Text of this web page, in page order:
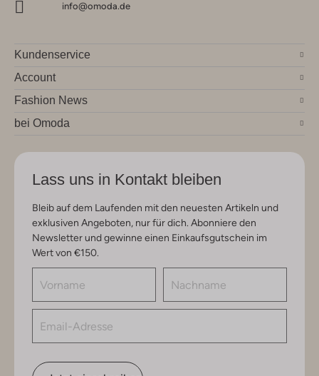
info@omoda.de
Kundenservice
Account
Fashion News
bei Omoda
Lass uns in Kontakt bleiben
Bleib auf dem Laufenden mit den neuesten Artikeln und
exklusiven Angeboten, nur für dich. Abonniere den
Newsletter und gewinne einen Einkaufsgutschein im
Wert von €150.